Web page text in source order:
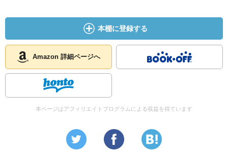
本棚に登録する
Amazon 詳細ページへ
本ページはアフィリエイトプログラムによる収益を得ています